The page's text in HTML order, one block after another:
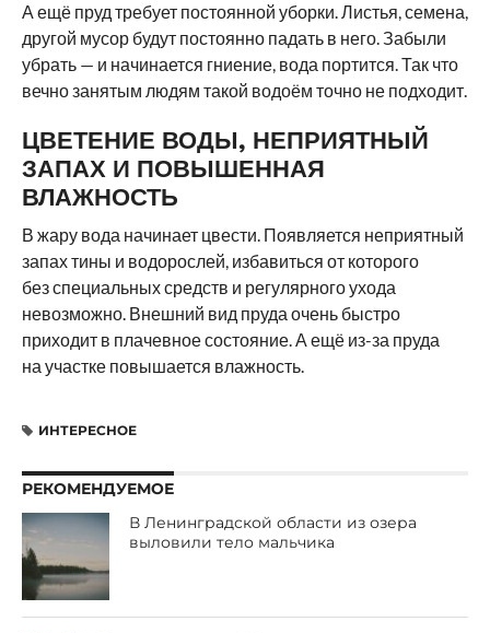
А ещё пруд требует постоянной уборки. Листья, семена,
другой мусор будут постоянно падать в него. Забыли
убрать — и начинается гниение, вода портится. Так что
вечно занятым людям такой водоём точно не подходит.
ЦВЕТЕНИЕ ВОДЫ, НЕПРИЯТНЫЙ
ЗАПАХ И ПОВЫШЕННАЯ
ВЛАЖНОСТЬ
В жару вода начинает цвести. Появляется неприятный
запах тины и водорослей, избавиться от которого
без специальных средств и регулярного ухода
невозможно. Внешний вид пруда очень быстро
приходит в плачевное состояние. А ещё из-за пруда
на участке повышается влажность.
ИНТЕРЕСНОЕ
РЕКОМЕНДУЕМОЕ
В Ленинградской области из озера
выловили тело мальчика